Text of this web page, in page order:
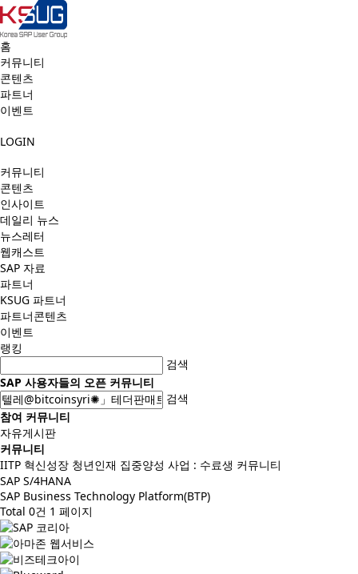
홈
커뮤니티
콘텐츠
파트너
이벤트
LOGIN
커뮤니티
콘텐츠
인사이트
데일리 뉴스
뉴스레터
웹캐스트
SAP 자료
파트너
KSUG 파트너
파트너콘텐츠
이벤트
랭킹
검색
SAP 사용자들의 오픈 커뮤니티
검색
참여 커뮤니티
자유게시판
커뮤니티
IITP 혁신성장 청년인재 집중양성 사업 : 수료생 커뮤니티
SAP S/4HANA
SAP Business Technology Platform(BTP)
Total 0건 1 페이지